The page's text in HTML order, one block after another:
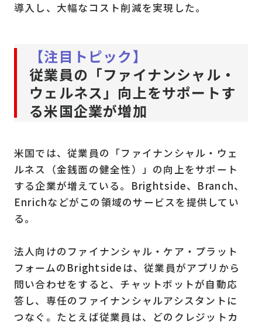
導入し、大幅なコスト削減を実現した。
【注目トピック】
従業員の「ファイナンシャル・
ウェルネス」向上をサポートす
る米国企業が増加
米国では、従業員の「ファイナンシャル・ウェ
ルネス（金銭面の健全性）」の向上をサポート
する企業が増えている。Brightside、Branch、
Enrichなどがこの領域のサービスを提供してい
る。
法人向けのファイナンシャル・ケア・プラット
フォームのBrightsideは、従業員がアプリから
問い合わせをすると、チャットボットが自動応
答し、専任のファイナンシャルアシスタントに
つなぐ。たとえば従業員は、どのクレジットカ